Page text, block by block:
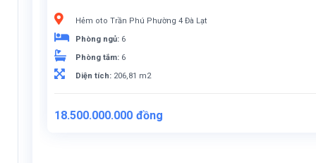
Hẻm oto Trần Phú Phường 4 Đà Lạt
Phòng ngủ: 6
Phòng tắm: 6
Diện tích: 206,81 m2
Giá
18.500.000.000 đồngGiá
hiện